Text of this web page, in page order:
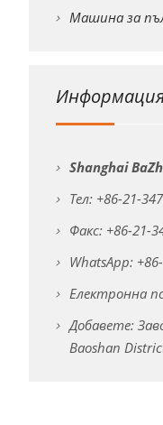
Машина за
Shanghai
Тел: +86-21-
Факс: +86-21-
WhatsApp:
Електронна
Добавете:
Baoshan